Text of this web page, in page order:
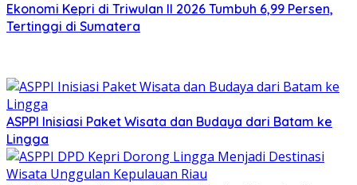
Ekonomi Kepri di Triwulan II 2026 Tumbuh 6,99 Persen,
Tertinggi di Sumatera
ASPPI Inisiasi Paket Wisata dan Budaya dari Batam ke
Lingga